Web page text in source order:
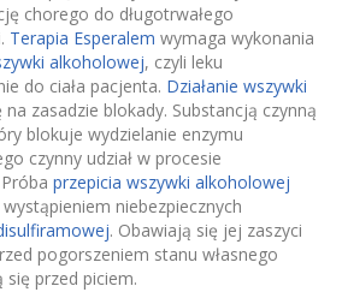
chorego do długotrwałego
Terapia Esperalem wymaga wykonania
alkoholowej, czyli leku
do ciała pacjenta. Działanie wszywki
na zasadzie blokady. Substancją czynną
blokuje wydzielanie enzymu
czynny udział w procesie
przepicia wszywki alkoholowej
niebezpiecznych
. Obawiają się jej zaszyci
pogorszeniem stanu własnego
przed piciem.